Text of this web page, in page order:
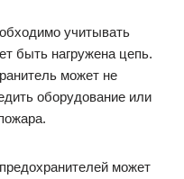
учитывать
быть нагружена цепь.
может не
оборудование или
может